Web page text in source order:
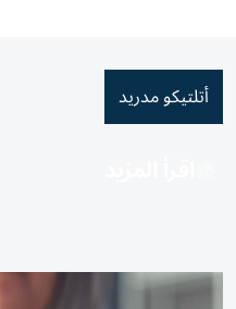
أتلتيكو مدريد